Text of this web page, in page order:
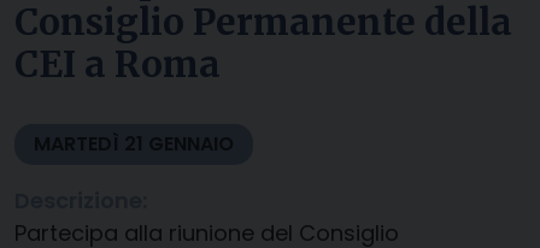
Consiglio Permanente della
CEI a Roma
MARTEDÌ 21 GENNAIO
Partecipa alla riunione del Consiglio